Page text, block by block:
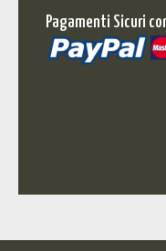
Pagamenti Sicuri